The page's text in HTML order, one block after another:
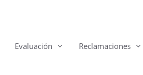
Evaluación Reclamaciones